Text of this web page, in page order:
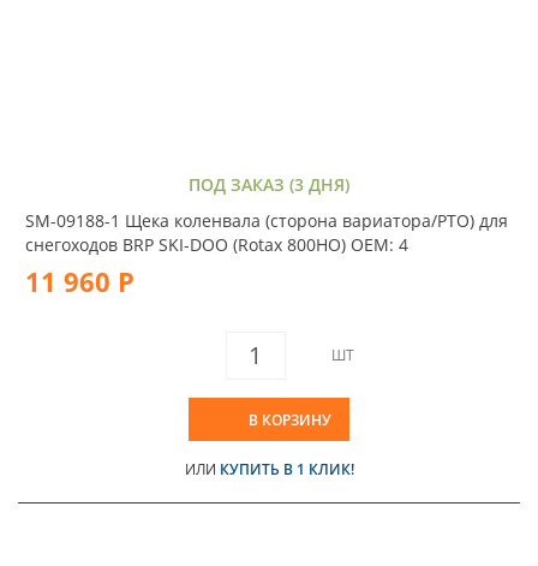
ПОД ЗАКАЗ (3 ДНЯ)
SM-09188-1 Щека коленвала (сторона вариатора/PTO) для
снегоходов BRP SKI-DOO (Rotax 800HO) OEM: 4
11 960 Р
ШТ
В КОРЗИНУ
ИЛИ КУПИТЬ В 1 КЛИК!